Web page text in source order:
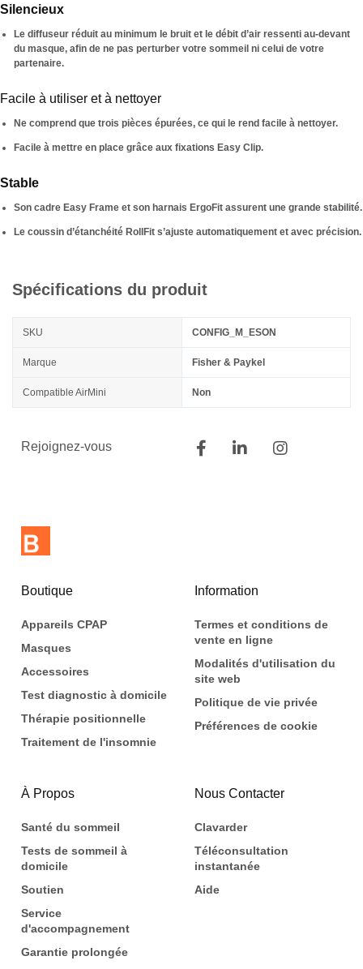
Silencieux
Le diffuseur réduit au minimum le bruit et le débit d’air ressenti au-devant
du masque, afin de ne pas perturber votre sommeil ni celui de votre
partenaire.
Facile à utiliser et à nettoyer
Ne comprend que trois pièces épurées, ce qui le rend facile à nettoyer.
Facile à mettre en place grâce aux fixations Easy Clip.
Stable
Son cadre Easy Frame et son harnais ErgoFit assurent une grande stabilité.
Le coussin d’étanchéité RollFit s’ajuste automatiquement et avec précision.
Spécifications du produit
SKU CONFIG_M_ESON
Marque Fisher & Paykel
Compatible AirMini Non
Rejoignez-vous
Boutique
Appareils CPAP
Masques
Accessoires
Test diagnostic à domicile
Thérapie positionnelle
Traitement de l'insomnie
Information
Termes et conditions de
vente en ligne
Modalités d'utilisation du
site web
Politique de vie privée
Préférences de cookie
À Propos
Santé du sommeil
Tests de sommeil à
domicile
Soutien
Service
d'accompagnement
Garantie prolongée
Nous Contacter
Clavarder
Téléconsultation
instantanée
Aide